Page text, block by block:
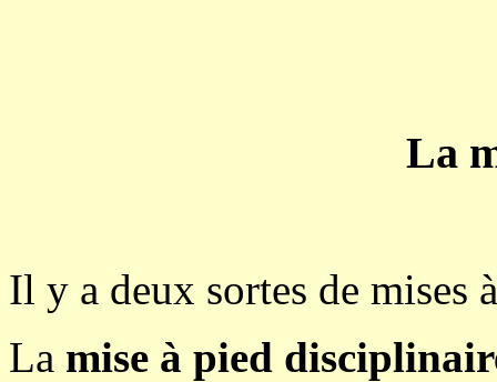
La
Il y a deux sortes de mises
La mise à pied